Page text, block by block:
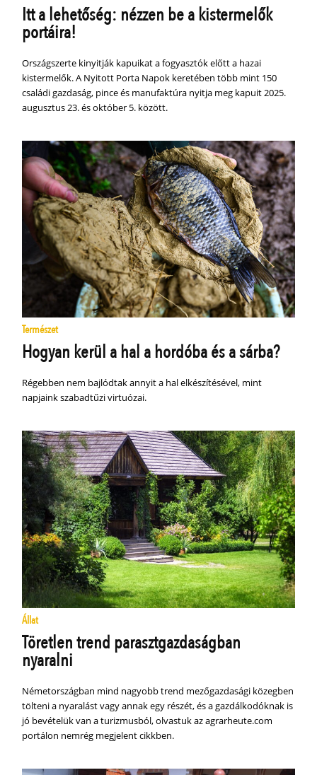
Itt a lehetőség: nézzen be a kistermelők
portáira!
Országszerte kinyitják kapuikat a fogyasztók előtt a hazai
kistermelők. A Nyitott Porta Napok keretében több mint 150
családi gazdaság, pince és manufaktúra nyitja meg kapuit 2025.
augusztus 23. és október 5. között.
Természet
Hogyan kerül a hal a hordóba és a sárba?
Régebben nem bajlódtak annyit a hal elkészítésével, mint
napjaink szabadtűzi virtuózai.
Állat
Töretlen trend parasztgazdaságban
nyaralni
Németországban mind nagyobb trend mezőgazdasági közegben
tölteni a nyaralást vagy annak egy részét, és a gazdálkodóknak is
jó bevételük van a turizmusból, olvastuk az agrarheute.com
portálon nemrég megjelent cikkben.